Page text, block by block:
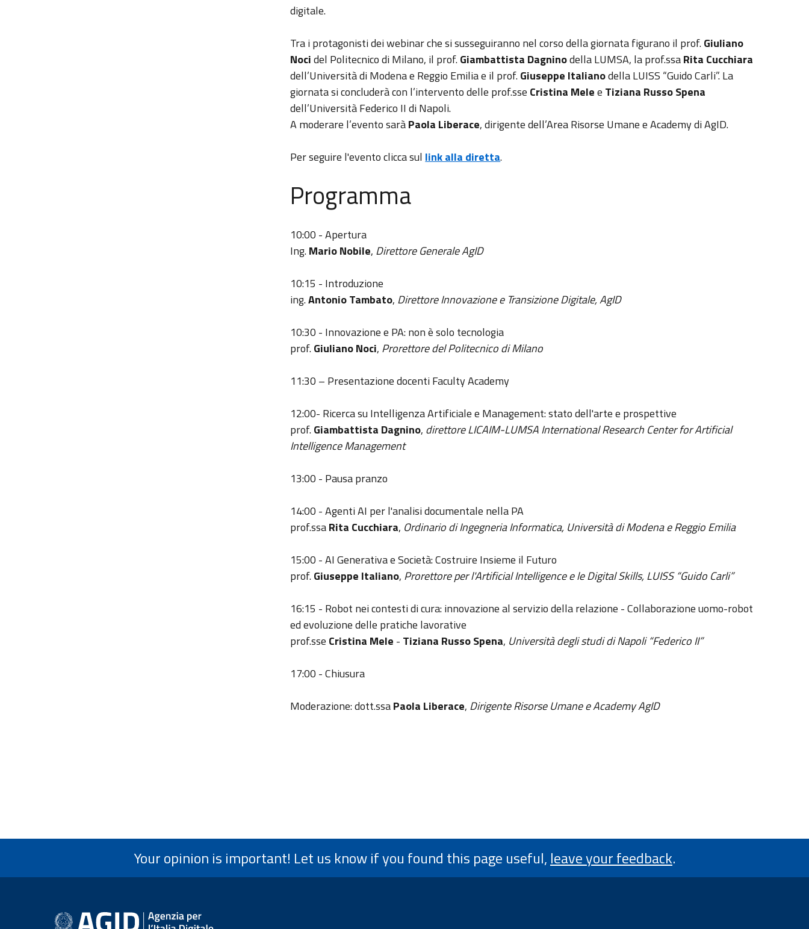
digitale.
Tra i protagonisti dei webinar che si susseguiranno nel corso della giornata figurano il prof.Giuliano
Nocidel Politecnico di Milano, il prof.Giambattista Dagninodella LUMSA, la prof.ssaRita Cucchiara
dell’Università di Modena e Reggio Emilia e il prof.Giuseppe Italianodella LUISS “Guido Carli”. La
giornata si concluderà con l’intervento delle prof.sse Cristina Melee Tiziana Russo Spena
dell’Università Federico II di Napoli.
A moderare l’evento saràPaola Liberace, dirigente dell’Area Risorse Umane e Academy di AgID.
Per seguire l'evento clicca sul link alla diretta.
Programma
10:00 - Apertura
Ing.Mario Nobile, Direttore Generale AgID
10:15 - Introduzione
ing.Antonio Tambato, Direttore Innovazione e Transizione Digitale, AgID
10:30 - Innovazione e PA: non è solo tecnologia
prof.Giuliano Noci, Prorettore del Politecnico di Milano
11:30 – Presentazione docenti Faculty Academy
12:00- Ricerca su Intelligenza Artificiale e Management: stato dell'arte e prospettive
prof.Giambattista Dagnino, direttore LICAIM-LUMSA International Research Center for Artificial
Intelligence Management
13:00 - Pausa pranzo
14:00 - Agenti AI per l'analisi documentale nella PA
prof.ssaRita Cucchiara, Ordinario di Ingegneria Informatica, Università di Modena e Reggio Emilia
15:00 - AI Generativa e Società: Costruire Insieme il Futuro
prof.Giuseppe Italiano, Prorettore per l'Artificial Intelligence e le Digital Skills, LUISS “Guido Carli”
16:15 - Robot nei contesti di cura: innovazione al servizio della relazione - Collaborazione uomo-robot
ed evoluzione delle pratiche lavorative
prof.sse Cristina Mele - Tiziana Russo Spena, Università degli studi di Napoli “Federico II”
17:00 - Chiusura
Moderazione: dott.ssaPaola Liberace, Dirigente Risorse Umane e Academy AgID
Your opinion is important! Let us know if you found this page useful, leave your feedback.